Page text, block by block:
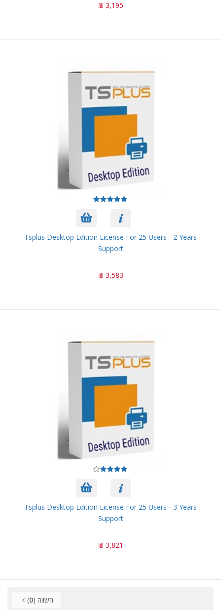
3,195 ₪
Tsplus Desktop Edition License For 25 Users - 2 Years
Support
3,583 ₪
Tsplus Desktop Edition License For 25 Users - 3 Years
Support
3,821 ₪
השווה (0
)